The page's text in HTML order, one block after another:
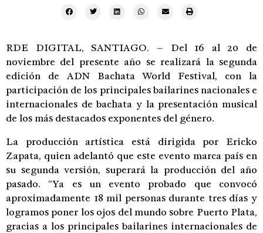
RDE DIGITAL, SANTIAGO. – Del 16 al 20 de
noviembre del presente año se realizará la segunda
edición de ADN Bachata World Festival, con la
participación de los principales bailarines nacionales e
internacionales de bachata y la presentación musical
de los más destacados exponentes del género.
La producción artística está dirigida por Ericko
Zapata, quien adelantó que este evento marca país en
su segunda versión, superará la producción del año
pasado. “Ya es un evento probado que convocó
aproximadamente 18 mil personas durante tres días y
logramos poner los ojos del mundo sobre Puerto Plata,
gracias a los principales bailarines internacionales de